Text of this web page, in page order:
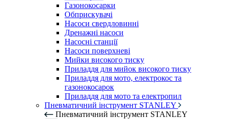
Газонокосарки
Обприскувачі
Насоси свердловинні
Дренажні насоси
Насосні станції
Насоси поверхневі
Мийки високого тиску
Приладдя для мийок високого тиску
Приладдя для мото, електрокос та
газонокосарок
Приладдя для мото та електропил
Пневматичний інструмент STANLEY
Пневматичний інструмент STANLEY